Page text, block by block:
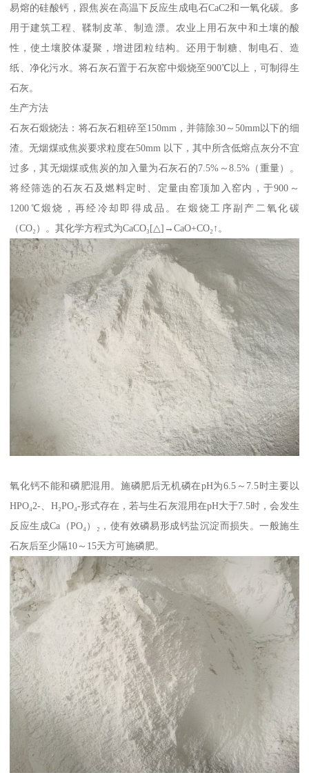
易熔的硅酸钙，跟焦炭在高温下反应生成电石CaC2和一氧化碳。多
用于建筑工程、鞣制皮革、制造漂。农业上用石灰中和土壤的酸
性，使土壤胶体凝聚，增进团粒结构。还用于制糖、制电石、造
纸、净化污水。将石灰石置于石灰窑中煅烧至900℃以上，可制得生
石灰。
生产方法
石灰石煅烧法：将石灰石粗碎至150mm，并筛除30～50mm以下的细
渣。无烟煤或焦炭要求粒度在50mm 以下，其中所含低熔点灰分不宜
过多，其无烟煤或焦炭的加入量为石灰石的7.5%～8.5%（重量）。
将经筛选的石灰石及燃料定时、定量由窑顶加入窑内，于900～
1200℃煅烧，再经冷却即得成品。在煅烧工序副产二氧化碳
（CO₂）。其化学方程式为CaCO₃[△]→CaO+CO₂↑。
氧化钙不能和磷肥混用。施磷肥后无机磷在pH为6.5～7.5时主要以
HPO₄2-、H₂PO₄-形式存在，若与生石灰混用在pH大于7.5时，会发生
反应生成Ca（PO₄）₂，使有效磷易形成钙盐沉淀而损失。一般施生
石灰后至少隔10～15天方可施磷肥。